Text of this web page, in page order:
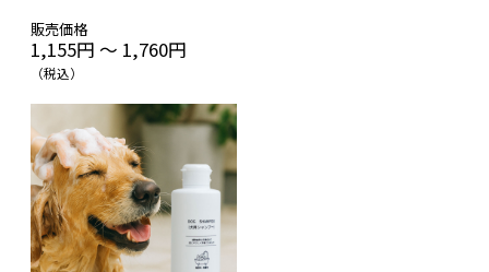
販売価格
1,155円 ～ 1,760円
（税込）